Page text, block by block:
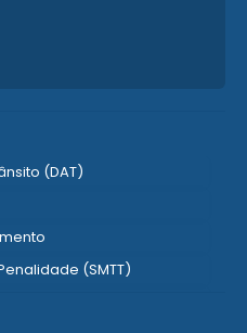
(DAT)
(SMTT)